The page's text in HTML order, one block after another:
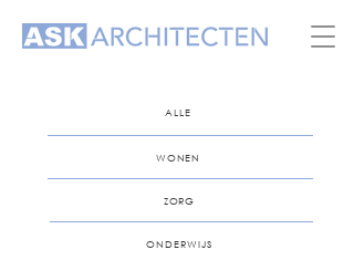
ALLE
WONEN
ZORG
ONDERWIJS